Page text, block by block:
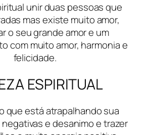
unir duas pessoas que
mas existe muito amor,
o seu grande amor e um
com muito amor, harmonia e
felicidade.
ESPIRITUAL
que está atrapalhando sua
e desanimo e trazer